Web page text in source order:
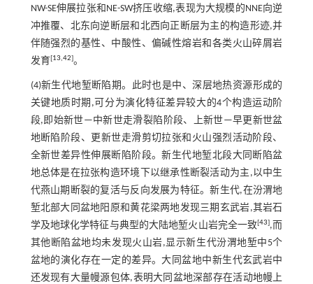
NW-SE伸展拉张和NE-SW挤压收缩,表现为大规模的NNE向逆
冲推覆、北东向逆断层和北西向正断层为主的构造形迹,并
伴随强烈的基性、中酸性、偏碱性熔岩和各类火山碎屑岩
发育[13,42]。
(4)新生代地堑断陷期。此时也是中、深层地热资源形成的
关键地质时期,可分为演化特征差异较大的4个构造运动阶
段,即始新世—中新世走滑裂陷阶段、上新世—早更新世盆
地断陷阶段、更新世走滑剪切拉张和火山强烈活动阶段、
全新世差异性伸展断陷阶段。新生代地堑北段大同断陷盆
地总体是在拉张构造环境下以继承性断裂活动为主,以中生
代燕山期断裂的复活与反向发展为特征。新生代,在汾渭地
堑北部大同盆地阳原和黄花梁两地发现三期玄武岩,其岩石
学及地球化学特征与典型的大陆地堑火山岩完全一致[43],而
其他断陷盆地均未发现火山岩,显示新生代汾渭地堑中5个
盆地的演化存在一定的差异。大同盆地中新生代玄武岩中
还发现有大量幔源包体,表明大同盆地深部存在活动地幔上